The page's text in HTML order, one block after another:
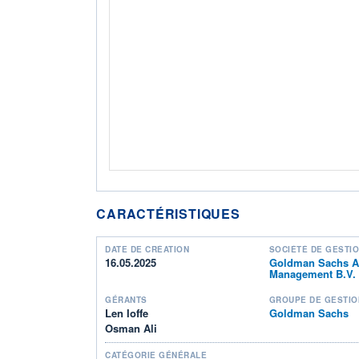
CARACTÉRISTIQUES
DATE DE CRÉATION
16.05.2025
SOCIÉTÉ DE
Goldman Sachs
Management B.V.
GÉRANTS
Len Ioffe
Osman Ali
GROUPE DE
Goldman Sachs
CATÉGORIE GÉNÉRALE